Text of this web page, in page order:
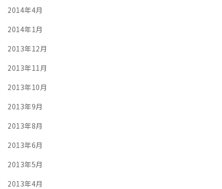
2014年4月
2014年1月
2013年12月
2013年11月
2013年10月
2013年9月
2013年8月
2013年6月
2013年5月
2013年4月